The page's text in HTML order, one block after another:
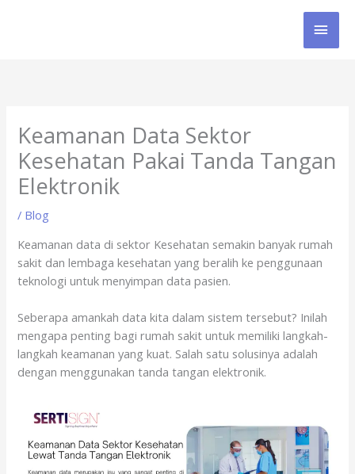
Keamanan Data Sektor
Kesehatan Pakai Tanda Tangan
Elektronik
/ Blog
Keamanan data di sektor Kesehatan semakin banyak rumah
sakit dan lembaga kesehatan yang beralih ke penggunaan
teknologi untuk menyimpan data pasien.
Seberapa amankah data kita dalam sistem tersebut? Inilah
mengapa penting bagi rumah sakit untuk memiliki langkah-
langkah keamanan yang kuat. Salah satu solusinya adalah
dengan menggunakan tanda tangan elektronik.